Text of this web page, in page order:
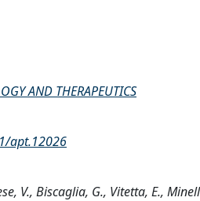
AND THERAPEUTICS
apt.12026
V., Biscaglia, G., Vitetta, E.,